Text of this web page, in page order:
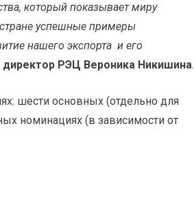
который показывает миру
стране успешные примеры
нашего экспорта и его
директор РЭЦ Вероника Никишина.
шести основных (отдельно для
номинациях (в зависимости от